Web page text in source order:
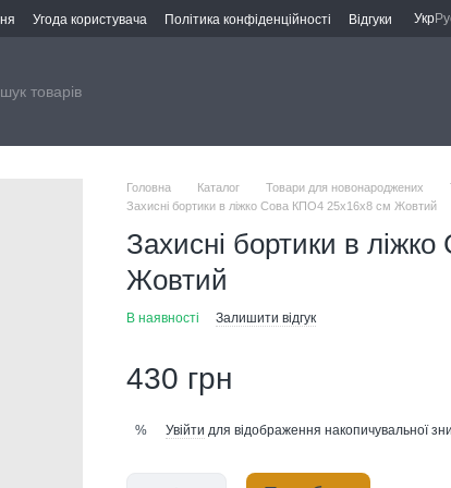
Угода користувача Політика конфіденційності Відгуки Укр
Головна Каталог Товари для новонароджених
Захисні бортики в ліжко Сова КПО4 25х16х8 см Жовтий
Захисні бортики в
Жовтий
В наявності Залишити відгук
430 грн
% Увійти для відображення накопичувальної